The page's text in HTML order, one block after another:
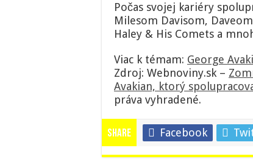
Počas svojej kariéry
Milesom Davisom,
Haley & His Comets a
Viac k témam: George
Zdroj: Webnoviny.sk –
Avakian, ktorý
práva vyhradené.
Share Facebook